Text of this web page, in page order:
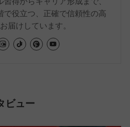
で役立つ、正確で信頼性の高
届けしています。
ビュー